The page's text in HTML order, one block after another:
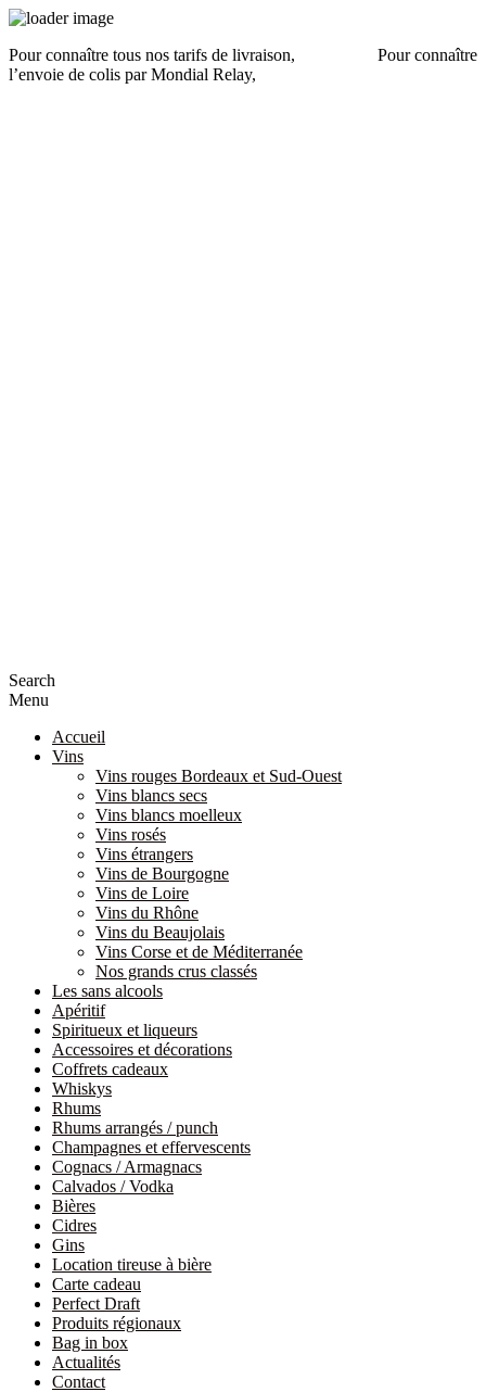
Pour connaître tous nos tarifs de livraison,
Pour connaître
l’envoie de colis par Mondial Relay,
Search
Menu
Accueil
Vins
Vins rouges Bordeaux et Sud-Ouest
Vins blancs secs
Vins blancs moelleux
Vins rosés
Vins étrangers
Vins de Bourgogne
Vins de Loire
Vins du Rhône
Vins du Beaujolais
Vins Corse et de Méditerranée
Nos grands crus classés
Les sans alcools
Apéritif
Spiritueux et liqueurs
Accessoires et décorations
Coffrets cadeaux
Whiskys
Rhums
Rhums arrangés / punch
Champagnes et effervescents
Cognacs / Armagnacs
Calvados / Vodka
Bières
Cidres
Gins
Location tireuse à bière
Carte cadeau
Perfect Draft
Produits régionaux
Bag in box
Actualités
Contact